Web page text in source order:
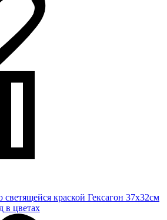
краской Гексагон 37х32см
цветах